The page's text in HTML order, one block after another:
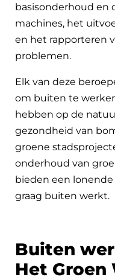
basisonderhoud en
machines, het
en het rapporteren
problemen.
Elk van deze
om buiten te
hebben op de
gezondheid van
groene
onderhoud van
bieden een
graag buiten werkt.
Buiten
Het Groen